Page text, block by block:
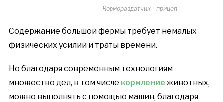
Кормораздатчик - прицеп
Содержание большой фермы требует немалых
физических усилий и траты времени.
Но благодаря современным технологиям
множество дел, в том числе кормление животных,
можно выполнять с помощью машин, благодаря